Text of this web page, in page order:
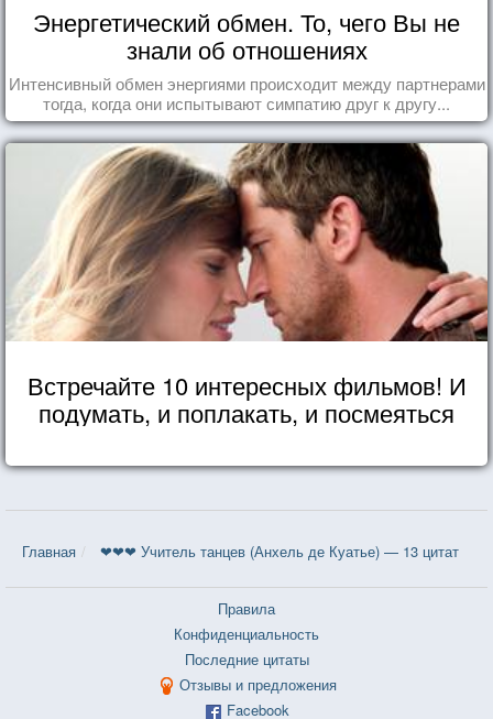
Энергетический обмен. То, чего Вы не
знали об отношениях
Интенсивный обмен энергиями происходит между партнерами
тогда, когда они испытывают симпатию друг к другу...
Встречайте 10 интересных фильмов! И
подумать, и поплакать, и посмеяться
Главная ❤❤❤ Учитель танцев (Анхель де Куатье) — 13 цитат
Правила
Конфиденциальность
Последние цитаты
Отзывы и предложения
Facebook